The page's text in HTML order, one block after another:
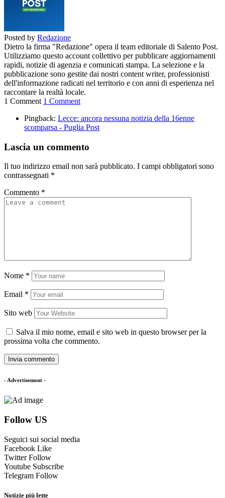
Posted by Redazione
Dietro la firma "Redazione" opera il team editoriale di Salento Post.
Utilizziamo questo account collettivo per pubblicare aggiornamenti
rapidi, notizie di agenzia e comunicati stampa. La selezione e la
pubblicazione sono gestite dai nostri content writer, professionisti
dell'informazione radicati nel territorio e con anni di esperienza nel
raccontare la realtà locale.
1 Comment 1 Comment
Pingback: Lecce: ancora nessuna notizia della 16enne
scomparsa - Puglia Post
Lascia un commento
Il tuo indirizzo email non sarà pubblicato. I campi obbligatori sono
contrassegnati *
Commento *
Nome *
Email *
Sito web
Salva il mio nome, email e sito web in questo browser per la
prossima volta che commento.
- Advertisement -
Follow US
Seguici sui social media
Facebook Like
Twitter Follow
Youtube Subscribe
Telegram Follow
Notizie più lette